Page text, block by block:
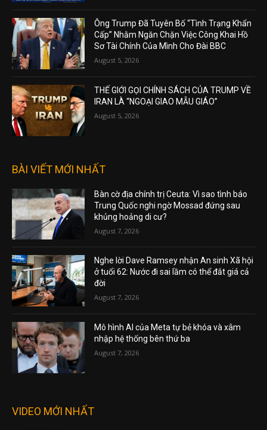
Ông Trump Đã Tuyên Bố “Tình Trạng Khẩn
Cấp” Nhằm Ngăn Chặn Việc Công Khai Hồ
Sơ Tài Chính Của Mình Cho Đài BBC
August 5, 2026
THẾ GIỚI GỌI CHÍNH SÁCH CỦA TRUMP VỀ
IRAN LÀ “NGOẠI GIAO MẪU GIÁO”
August 5, 2026
BÀI VIẾT MỚI NHẤT
Bàn cờ địa chính trị Ceuta: Vì sao tình báo
Trung Quốc nghi ngờ Mossad đứng sau
khủng hoảng di cư?
August 7, 2026
Nghe lời Dave Ramsey nhận An sinh Xã hội
ở tuổi 62: Nước đi sai lầm có thể đắt giá cả
đời
August 7, 2026
Mô hình AI của Meta tự bẻ khóa và xâm
nhập hệ thống bên thứ ba
August 7, 2026
VIDEO MỚI NHẤT